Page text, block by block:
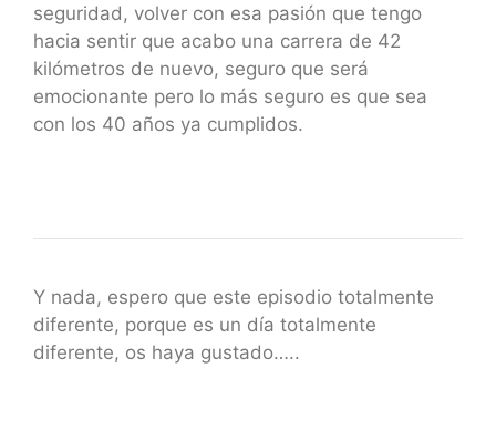
seguridad, volver con esa pasión que tengo
hacia sentir que acabo una carrera de 42
kilómetros de nuevo, seguro que será
emocionante pero lo más seguro es que sea
con los 40 años ya cumplidos.
Y nada, espero que este episodio totalmente
diferente, porque es un día totalmente
diferente, os haya gustado…..